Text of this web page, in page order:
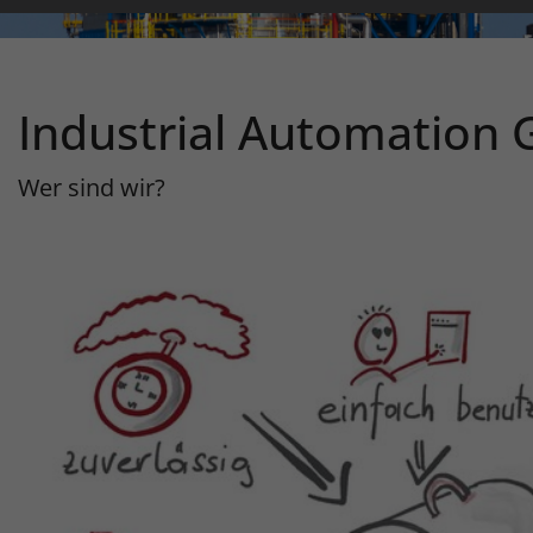
Industrial Automation
Wer sind wir?